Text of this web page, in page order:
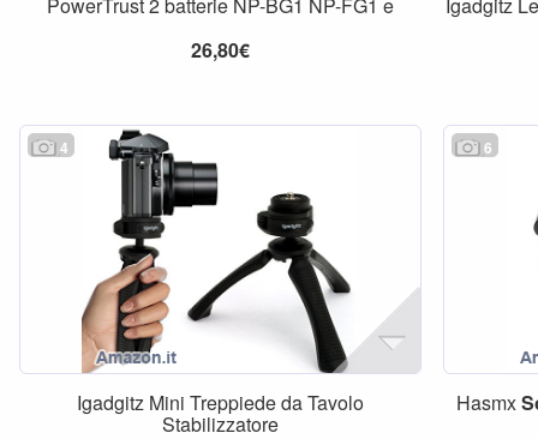
26,80€
4
Igadgitz Mini Treppiede da Tavolo
Stabilizzatore
6
Hasmx